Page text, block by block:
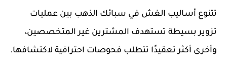
تتنوع أساليب الغش في سبائك الذهب بين عمليات
تزوير بسيطة تستهدف المشترين غير المتخصصين،
وأخرى أكثر تعقيدًا تتطلب فحوصات احترافية لاكتشافها.